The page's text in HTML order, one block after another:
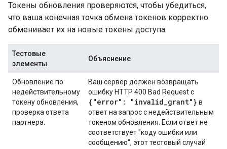
Токены обновления проверяются, чтобы убедиться,
что ваша конечная точка обмена токенов корректно
обменивает их на новые токены доступа.
Тестовые
элементы
Объяснение
Обновление по
недействительному
токену обновления,
проверка ответа
партнера.
Ваш сервер должен возвращать
ошибку HTTP 400 Bad Request с
{"error": "invalid_grant"} в
ответ на запрос с недействительным
токеном обновления. Если ответ не
соответствует "коду ошибки или
сообщению", этот тестовый случай